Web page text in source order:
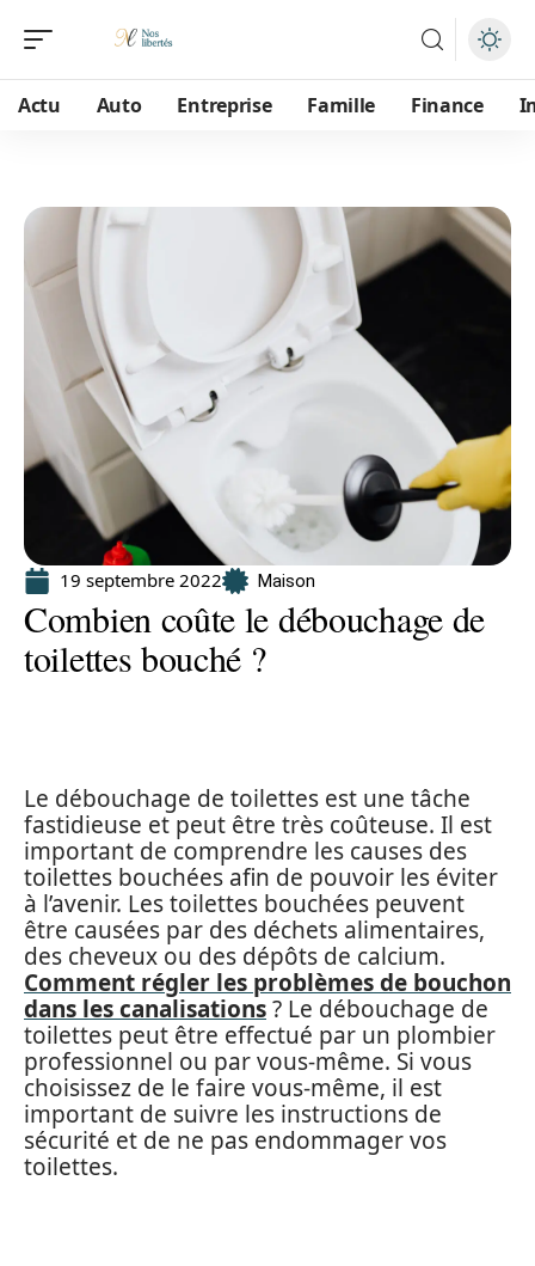
Actu Auto Entreprise Famille Finance
19 septembre 2022 Maison
Combien coûte le débouchage de
toilettes bouché ?
Le débouchage de toilettes est une tâche
fastidieuse et peut être très coûteuse. Il est
important de comprendre les causes des
toilettes bouchées afin de pouvoir les éviter
à l’avenir. Les toilettes bouchées peuvent
être causées par des déchets alimentaires,
des cheveux ou des dépôts de calcium.
Comment régler les problèmes de bouchon
dans les canalisations? Le débouchage de
toilettes peut être effectué par un plombier
professionnel ou par vous-même. Si vous
choisissez de le faire vous-même, il est
important de suivre les instructions de
sécurité et de ne pas endommager vos
toilettes.